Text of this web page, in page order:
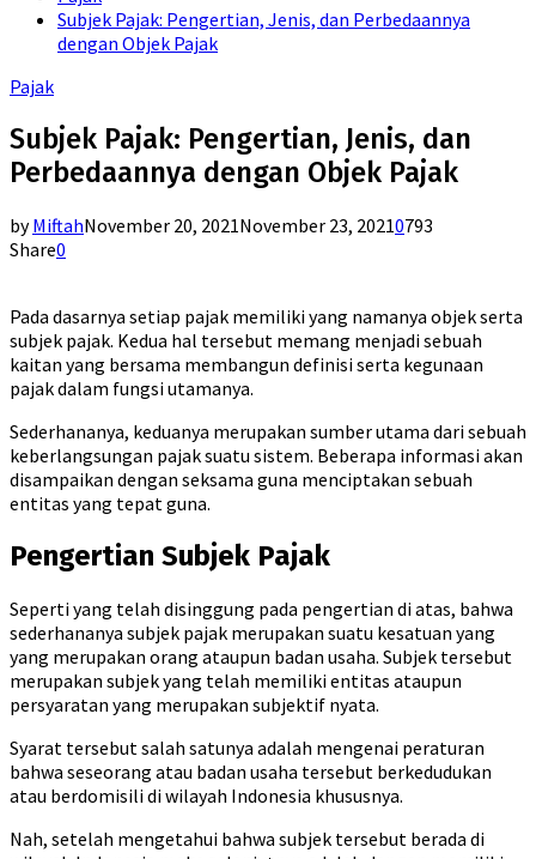
Subjek Pajak: Pengertian, Jenis, dan Perbedaannya
dengan Objek Pajak
Pajak
Subjek Pajak: Pengertian, Jenis, dan
Perbedaannya dengan Objek Pajak
byMiftahNovember 20, 2021November 23, 20210793
Share0
Pada dasarnya setiap pajak memiliki yang namanya objek serta
subjek pajak. Kedua hal tersebut memang menjadi sebuah
kaitan yang bersama membangun definisi serta kegunaan
pajak dalam fungsi utamanya.
Sederhananya, keduanya merupakan sumber utama dari sebuah
keberlangsungan pajak suatu sistem. Beberapa informasi akan
disampaikan dengan seksama guna menciptakan sebuah
entitas yang tepat guna.
Pengertian Subjek Pajak
Seperti yang telah disinggung pada pengertian di atas, bahwa
sederhananya subjek pajak merupakan suatu kesatuan yang
yang merupakan orang ataupun badan usaha. Subjek tersebut
merupakan subjek yang telah memiliki entitas ataupun
persyaratan yang merupakan subjektif nyata.
Syarat tersebut salah satunya adalah mengenai peraturan
bahwa seseorang atau badan usaha tersebut berkedudukan
atau berdomisili di wilayah Indonesia khususnya.
Nah, setelah mengetahui bahwa subjek tersebut berada di